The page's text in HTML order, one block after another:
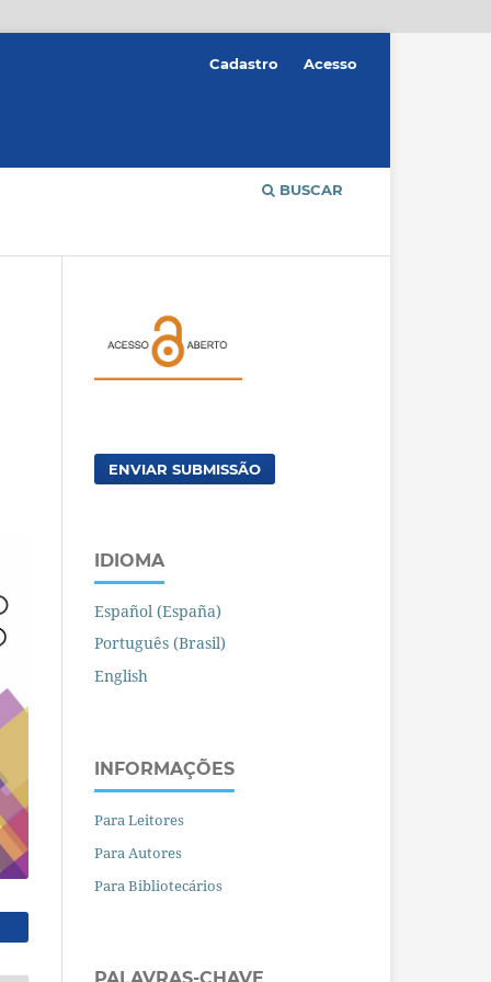
BUSCAR
Cadastro Acesso
ENVIAR SUBMISSÃO
IDIOMA
Español (España)
Português (Brasil)
English
INFORMAÇÕES
Para Leitores
Para Autores
Para Bibliotecários